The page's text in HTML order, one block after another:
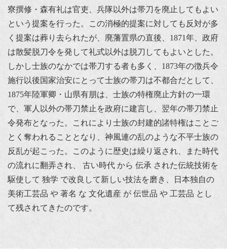
寮撰修・森有礼は官吏、兵隊以外は帯刀を廃止してもよい
という提案を行った。この消極的提案に対しても反対が多
く提案は葬り去られたが、廃藩置県の直後、1871年、政府
は散髪脱刀令を発して礼式以外は脱刀してもよいとした。
しかし士族のなかでは帯刀する者も多く、1873年の徴兵令
施行以後国家治安にとって士族の帯刀は不都合だとして、
1875年陸軍卿・山県有朋は、士族の特権廃止方針の一環
で、軍人以外の帯刀禁止を政府に建言し、翌年の帯刀禁止
令発布となった。これにより士族の封建的諸特権はことご
とく奪われることとなり、神風連の乱のような不平士族の
反乱が起こった。このように歴史は繰り返され、また時代
の流れに翻弄され、 古い時代 から 伝承 された伝統技術を
駆使して 独学 で改良して新しい技法を磨き、日本独自の
美術工芸品 や 著名 な 文化遺産 が 伝世品 や 工芸品 とし
て残されてきたのです。